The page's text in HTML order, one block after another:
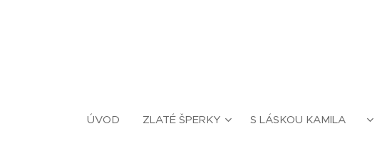
ÚVOD ZLATÉ ŠPERKY S LÁSKOU KAMILA ❤